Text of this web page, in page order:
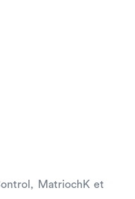
MatriochK et